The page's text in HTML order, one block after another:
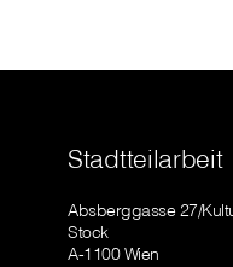
Stadtteilarbeit
Absberggasse 27/
Stock
A-1100 Wien